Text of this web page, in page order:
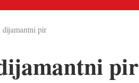
dijamantni pir
pir